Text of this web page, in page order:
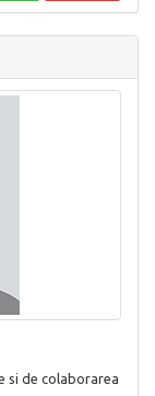
si de colaborarea